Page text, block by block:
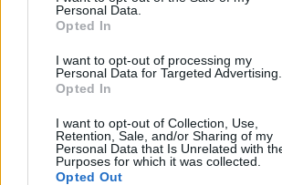
Personal Data.
Opted In
I want to opt-out of processing my
Personal Data for Targeted Advertising.
Opted In
I want to opt-out of Collection, Use,
Retention, Sale, and/or Sharing of my
Personal Data that Is Unrelated with
Purposes for which it was collected.
Opted Out
energiakrízis kezelésére
MAGYAR ÉPÍTŐK